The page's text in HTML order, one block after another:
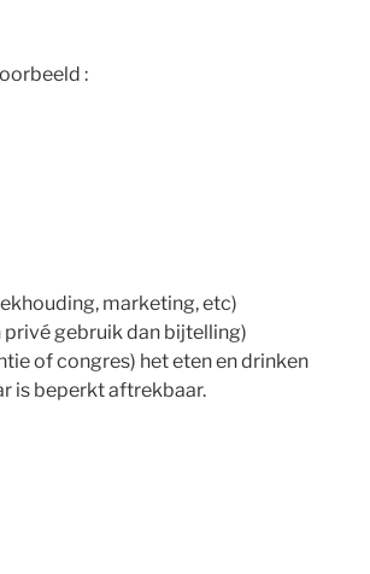
:
marketing, etc)
privé gebruik dan bijtelling)
of congres) het eten en drinken
is beperkt aftrekbaar.